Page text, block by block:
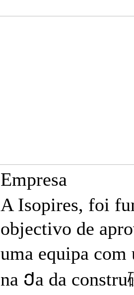
Empresa
A Isopires, foi
objectivo de
uma equipa
na Ქa da